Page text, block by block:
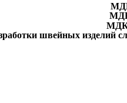
МДК 02.03
швейных изделий